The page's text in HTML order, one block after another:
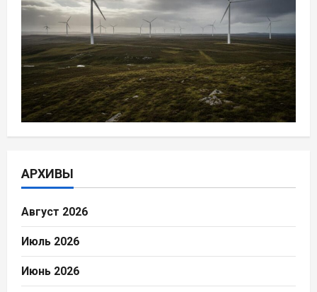
АРХИВЫ
Август 2026
Июль 2026
Июнь 2026